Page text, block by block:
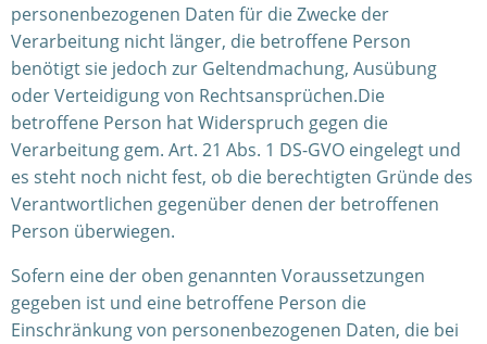
personenbezogenen Daten für die Zwecke der
Verarbeitung nicht länger, die betroffene Person
benötigt sie jedoch zur Geltendmachung, Ausübung
oder Verteidigung von Rechtsansprüchen.Die
betroffene Person hat Widerspruch gegen die
Verarbeitung gem. Art. 21 Abs. 1 DS-GVO eingelegt und
es steht noch nicht fest, ob die berechtigten Gründe des
Verantwortlichen gegenüber denen der betroffenen
Person überwiegen.
Sofern eine der oben genannten Voraussetzungen
gegeben ist und eine betroffene Person die
Einschränkung von personenbezogenen Daten, die bei